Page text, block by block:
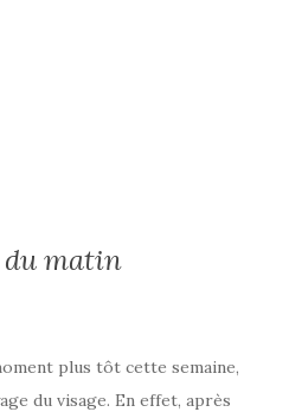
du matin
plus tôt cette semaine,
du visage. En effet, après